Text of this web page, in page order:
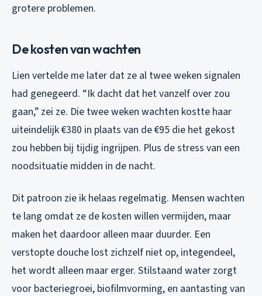
grotere problemen.
De kosten van wachten
Lien vertelde me later dat ze al twee weken signalen
had genegeerd. “Ik dacht dat het vanzelf over zou
gaan,” zei ze. Die twee weken wachten kostte haar
uiteindelijk €380 in plaats van de €95 die het gekost
zou hebben bij tijdig ingrijpen. Plus de stress van een
noodsituatie midden in de nacht.
Dit patroon zie ik helaas regelmatig. Mensen wachten
te lang omdat ze de kosten willen vermijden, maar
maken het daardoor alleen maar duurder. Een
verstopte douche lost zichzelf niet op, integendeel,
het wordt alleen maar erger. Stilstaand water zorgt
voor bacteriegroei, biofilmvorming, en aantasting van